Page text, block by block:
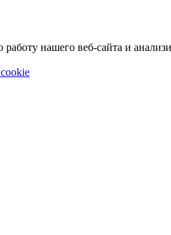
нашего веб-сайта и